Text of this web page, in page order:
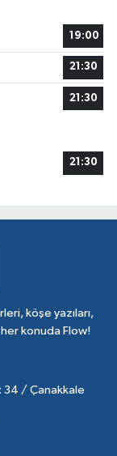
19:00
21:30
21:30
21:30
köşe yazıları,
konuda Flow!
34 / Çanakkale